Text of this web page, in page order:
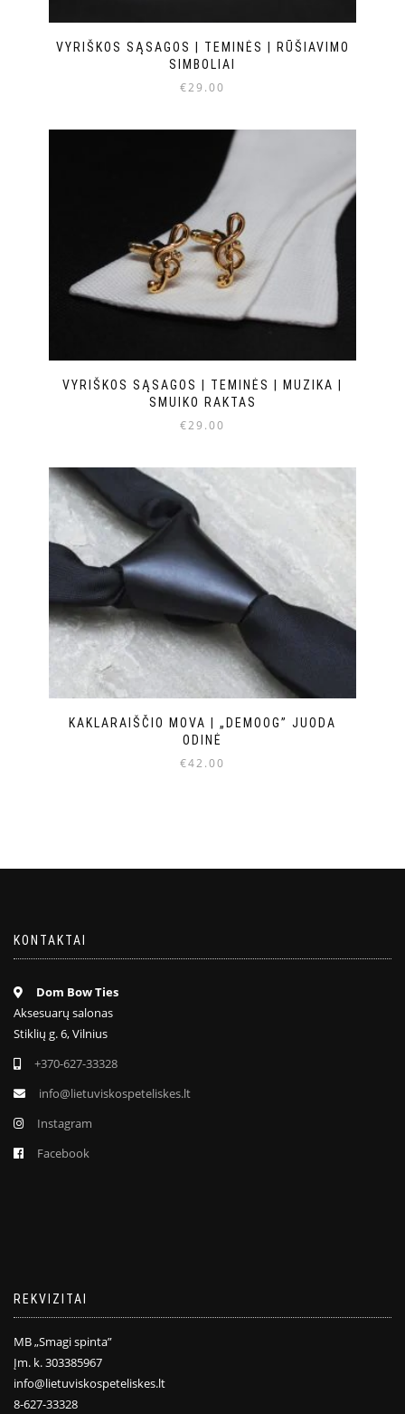
VYRIŠKOS SĄSAGOS | TEMINĖS | RŪŠIAVIMO
SIMBOLIAI
€29.00
VYRIŠKOS SĄSAGOS | TEMINĖS | MUZIKA |
SMUIKO RAKTAS
€29.00
KAKLARAIŠČIO MOVA | „DEMOOG” JUODA
ODINĖ
€42.00
KONTAKTAI
Dom Bow Ties
Aksesuarų salonas
Stiklių g. 6, Vilnius
+370-627-33328
info@lietuviskospeteliskes.lt
Instagram
Facebook
REKVIZITAI
MB „Smagi spinta”
Įm. k. 303385967
info@lietuviskospeteliskes.lt
8-627-33328